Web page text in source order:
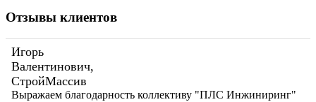
Отзывы клиентов
Игорь
Валентинович,
СтройМассив
Выражаем благодарность коллективу "ПЛС Инжиниринг"